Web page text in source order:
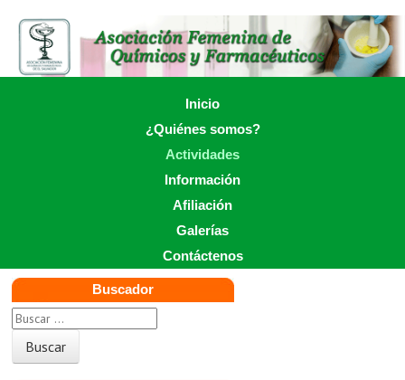
content
Inicio
¿Quiénes somos?
Actividades
Información
Afiliación
Galerías
Contáctenos
Buscador